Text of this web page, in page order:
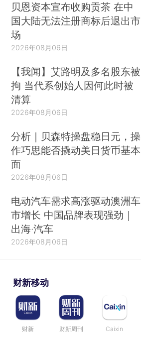
贝恩资本宣布收购贡茶 在中
国大陆无法注册商标后退出市
场
2026年08月06日
【我闻】艾路明及多名股东被
拘 当代系创始人因何此时被
清算
2026年08月06日
分析｜贝森特操盘稳日元，操
作巧思能否撬动美日货币基本
面
2026年08月06日
电动汽车需求高涨驱动澳洲车
市增长 中国品牌表现强劲｜
出海·汽车
2026年08月06日
财新移动
财新 财新周刊 Caixin